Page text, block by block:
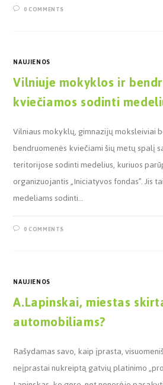
0 COMMENTS
NAUJIENOS
Vilniuje mokyklos ir
kviečiamos sodinti
Vilniaus mokyklų, gimnazijų moksleiviai
bendruomenės kviečiami šių metų spalį
teritorijose sodinti medelius, kuriuos
organizuojantis „Iniciatyvos fondas”. Jis
medeliams sodinti…
0 COMMENTS
NAUJIENOS
A.Lapinskai, miestas
automobiliams?
Rašydamas savo, kaip įprasta,
neįprastai nukreiptą gatvių platinimo